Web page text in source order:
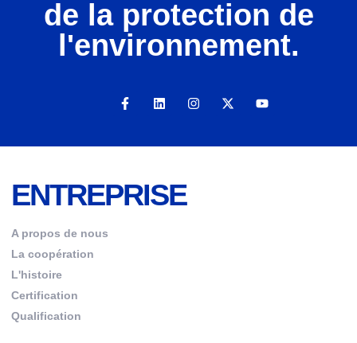
de la protection de
l'environnement.
ENTREPRISE
A propos de nous
La coopération
L'histoire
Certification
Qualification